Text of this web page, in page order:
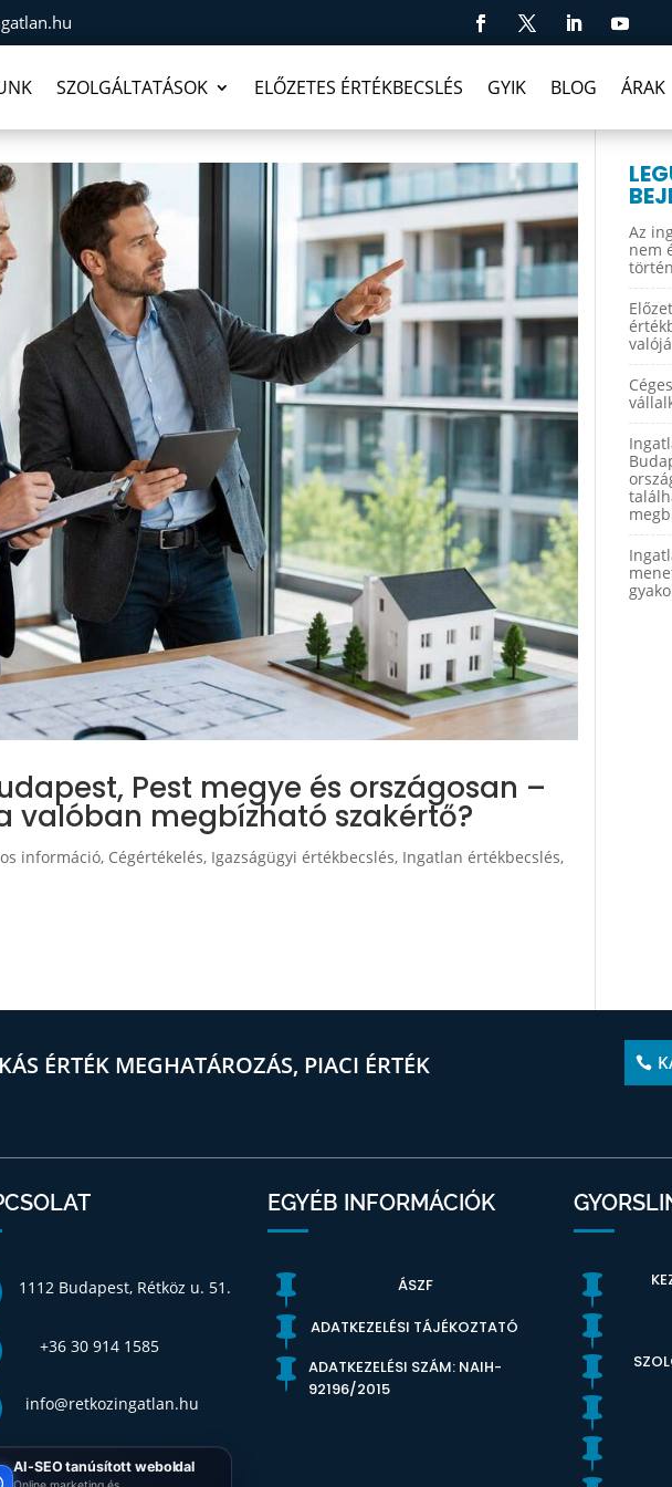
SZOLGÁLTATÁSOK ELŐZETES ÉRTÉKBECSLÉS GYIK BLOG ÁRAK
Pest megye és országosan –
valóban megbízható szakértő?
információ, Cégértékelés, Igazságügyi értékbecslés, Ingatlan értékbecslés,
Az
nem
ÉRTÉK MEGHATÁROZÁS, PIACI ÉRTÉK
1112 Budapest, Rétköz u. 51.
+36 30 914 1585
info@retkozingatlan.hu
AI-SEO tanúsított weboldal
EGYÉB INFORMÁCIÓK
 ÁSZF
 ADATKEZELÉSI TÁJÉKOZTATÓ
 ADATKEZELÉSI SZÁM: NAIH-
92196/2015




